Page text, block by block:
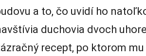
a to, čo uvidí ho
duchovia dvoch
recept, po ktorom